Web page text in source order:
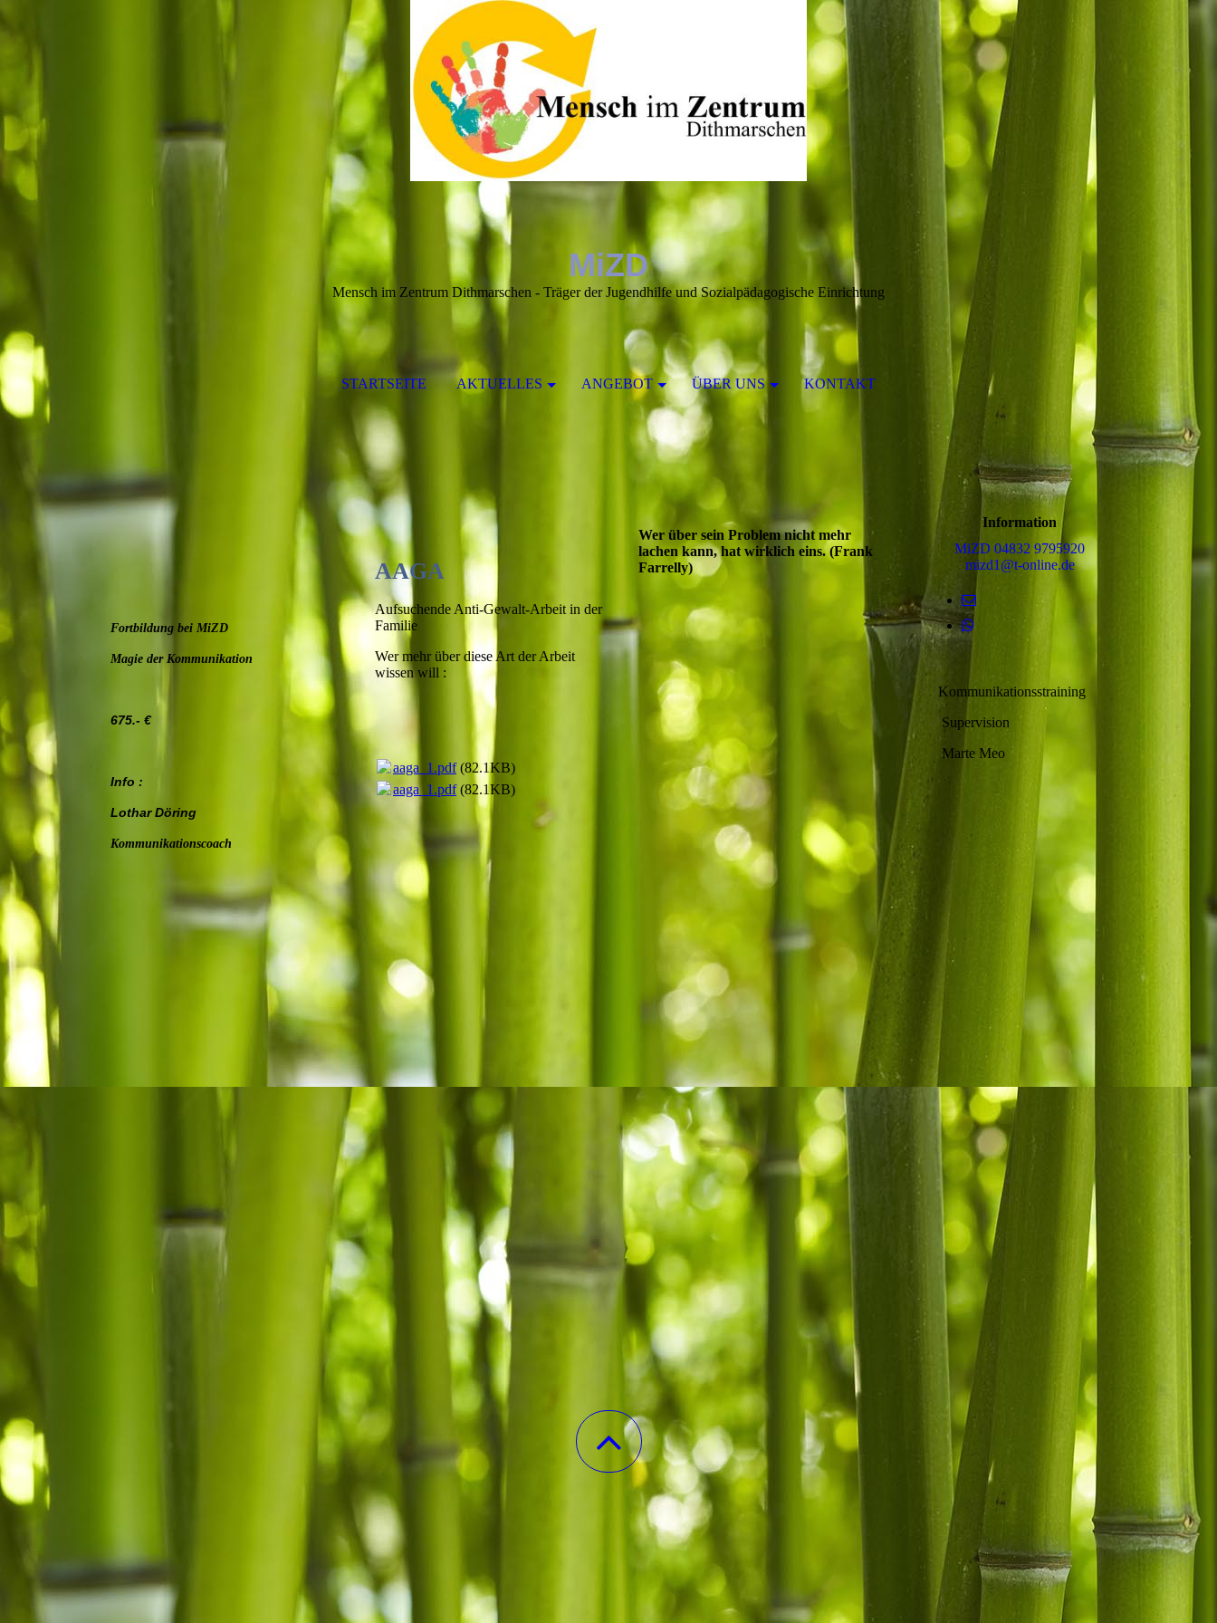
MiZD
Mensch im Zentrum Dithmarschen - Träger der Jugendhilfe und Sozialpädagogische Einrichtung
STARTSEITE AKTUELLES ANGEBOT ÜBER UNS KONTAKT
Fortbildung bei MiZD
Magie der Kommunikation
675.- €
Info :
Lothar Döring
Kommunikationscoach
AAGA
Aufsuchende Anti-Gewalt-Arbeit in der
Familie
Wer mehr über diese Art der Arbeit
wissen will :
aaga_1.pdf(82.1KB)
aaga_1.pdf(82.1KB)
Wer über sein Problem nicht mehr
lachen kann, hat wirklich eins. (Frank
Farrelly)
Information
MiZD 04832 9795920
mizd1@t-online.de
Kommunikationsstraining
Supervision
Marte Meo